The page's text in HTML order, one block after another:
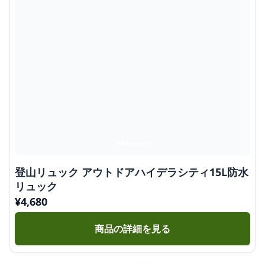
登山リュック アウトドアハイデラシティ15L防水
リュック
¥4,680
商品の詳細を見る